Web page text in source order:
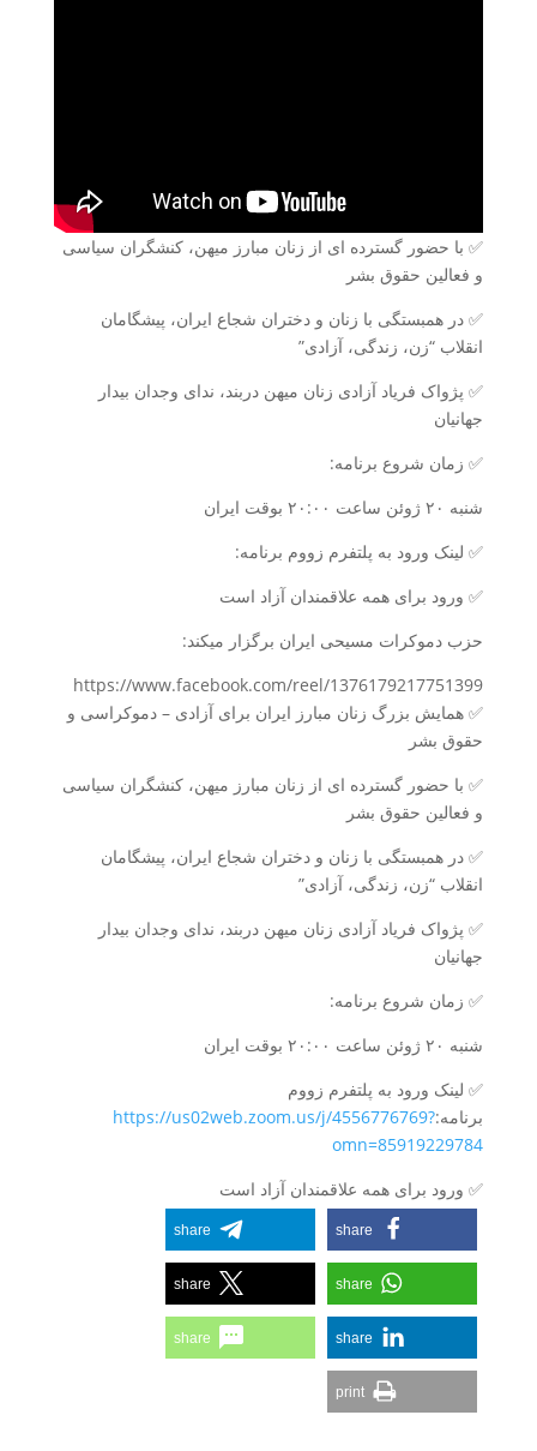
✅️ با حضور گسترده ای از زنان مبارز میهن، کنشگران سیاسی
و فعالین حقوق بشر
✅️ در همبستگی با زنان و دختران شجاع ایران، پیشگامان
انقلاب “زن، زندگی، آزادی”
✅️ پژواک فریاد آزادی زنان میهن دربند، ندای وجدان بیدار
جهانیان
✅️ زمان شروع برنامه:
شنبه ۲۰ ژوئن ساعت ۲۰:۰۰ بوقت ایران
✅️ لینک ورود به پلتفرم زووم برنامه:
✅️ ورود برای همه علاقمندان آزاد است
حزب دموکرات مسیحی ایران برگزار میکند:
https://www.facebook.com/reel/1376179217751399
✅️ همایش بزرگ زنان مبارز ایران برای آزادی – دموکراسی و
حقوق بشر
✅️ با حضور گسترده ای از زنان مبارز میهن، کنشگران سیاسی
و فعالین حقوق بشر
✅️ در همبستگی با زنان و دختران شجاع ایران، پیشگامان
انقلاب “زن، زندگی، آزادی”
✅️ پژواک فریاد آزادی زنان میهن دربند، ندای وجدان بیدار
جهانیان
✅️ زمان شروع برنامه:
شنبه ۲۰ ژوئن ساعت ۲۰:۰۰ بوقت ایران
✅️ لینک ورود به پلتفرم زووم
برنامه:https://us02web.zoom.us/j/4556776769?
omn=85919229784
✅️ ورود برای همه علاقمندان آزاد است
share
share
share
share
share
share
print